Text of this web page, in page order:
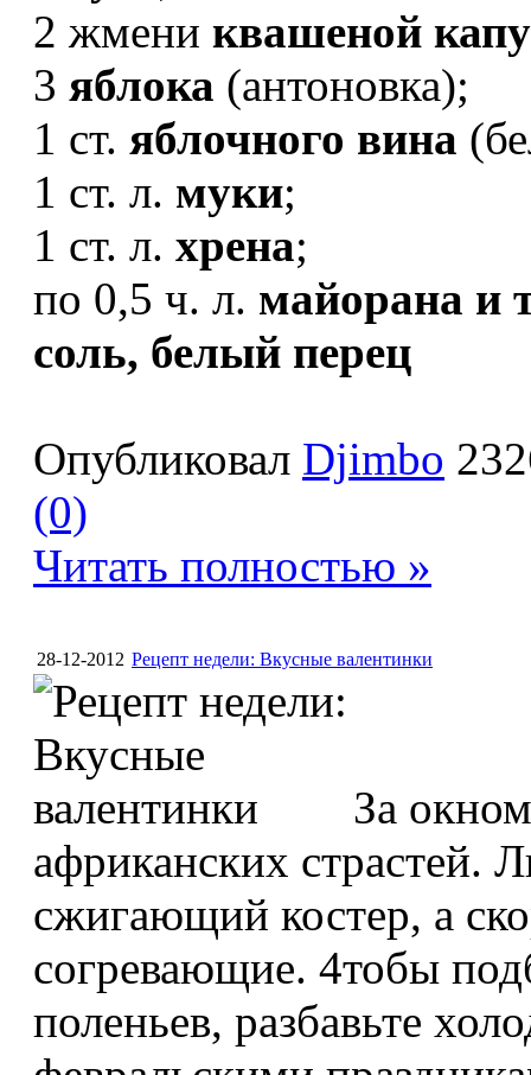
2 жмени квашеной
3 яблока (антоновка);
1 ст. яблочного вина
1 ст. л. муки;
1 ст. л. хрена;
по 0,5 ч. л. майорана и
соль, белый перец
Опубликовал Djimbo
(0)
Читать полностью »
28-12-2012 Рецепт недели: Вкусные валентинки
За
африканских страстей.
сжигающий костер, а
согревающие. 4тобы
поленьев, разбавьте